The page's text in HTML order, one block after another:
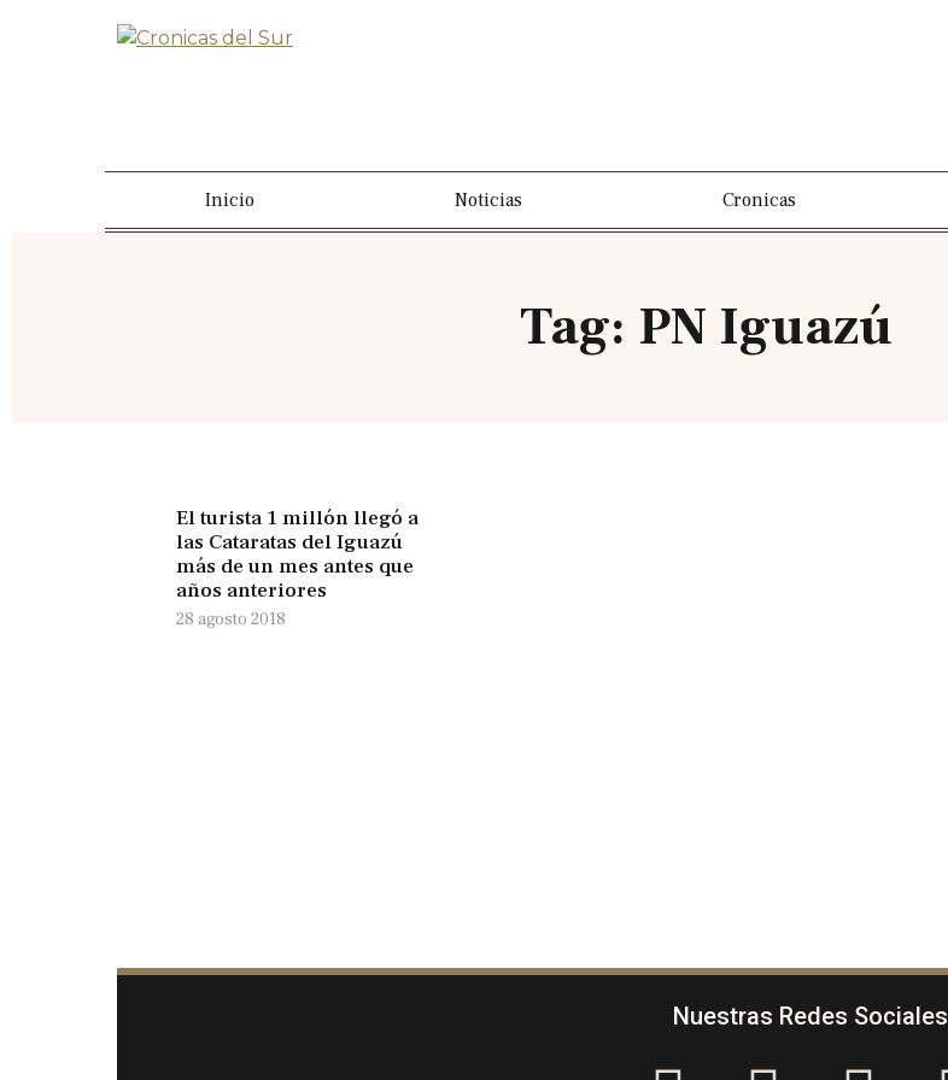
Inicio Noticias Cronicas
Tag: PN Iguazú
El turista 1 millón llegó a
las Cataratas del Iguazú
más de un mes antes que
años anteriores
28 agosto 2018
Nuestras Redes Sociales